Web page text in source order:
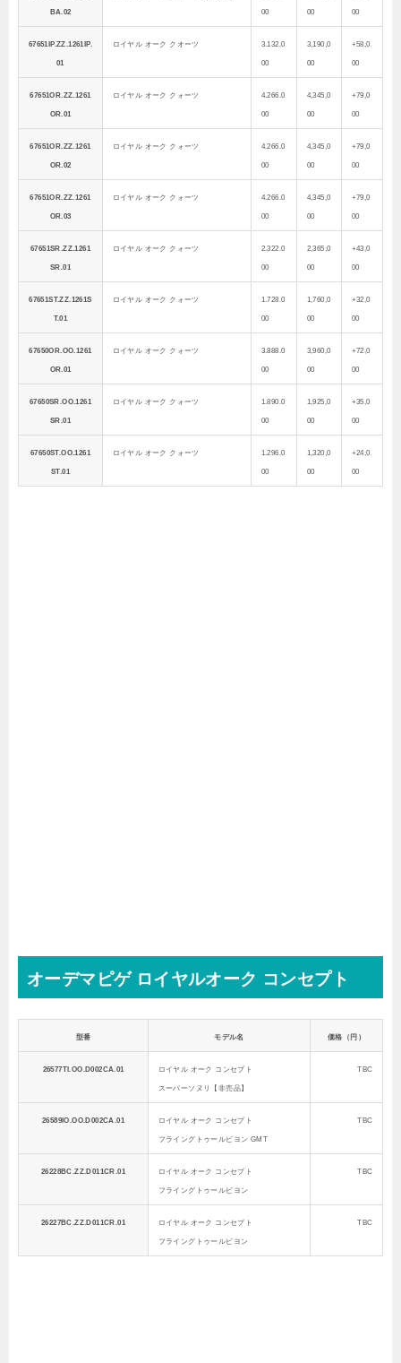
BA.02 00 00 00
67651IP.ZZ.1261IP.
01
ロイヤル オーク クオーツ 3.132.0
00
3,190,0
00
+58,0
00
67651OR.ZZ.1261
OR.01
ロイヤル オーク クォーツ 4.266.0
00
4,345,0
00
+79,0
00
67651OR.ZZ.1261
OR.02
ロイヤル オーク クォーツ 4.266.0
00
4,345,0
00
+79,0
00
67651OR.ZZ.1261
OR.03
ロイヤル オーク クォーツ 4.266.0
00
4,345,0
00
+79,0
00
67651SR.ZZ.1261
SR.01
ロイヤル オーク クォーツ 2.322.0
00
2,365,0
00
+43,0
00
67651ST.ZZ.1261S
T.01
ロイヤル オーク クォーツ 1.728.0
00
1,760,0
00
+32,0
00
67650OR.OO.1261
OR.01
ロイヤル オーク クォーツ 3.888.0
00
3,960,0
00
+72,0
00
67650SR.OO.1261
SR.01
ロイヤル オーク クォーツ 1.890.0
00
1,925,0
00
+35,0
00
67650ST.OO.1261
ST.01
ロイヤル オーク クォーツ 1.296.0
00
1,320,0
00
+24,0
00
オーデマピゲ ロイヤルオーク コンセプト
型番 モデル名 価格（円）
26577TI.OO.D002CA.01 ロイヤル オーク コンセプト
スーパーソヌリ【非売品】
TBC
26589IO.OO.D002CA.01 ロイヤル オーク コンセプト
フライングトゥールビヨン GMT
TBC
26228BC.ZZ.D011CR.01 ロイヤル オーク コンセプト
フライングトゥールビヨン
TBC
26227BC.ZZ.D011CR.01 ロイヤル オーク コンセプト
フライングトゥールビヨン
TBC